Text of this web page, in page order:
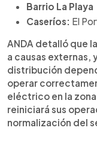
Barrio La Playa
Caseríos: El
ANDA detalló que
a causas externas,
distribución
operar
eléctrico en la
reiniciará sus
normalización del